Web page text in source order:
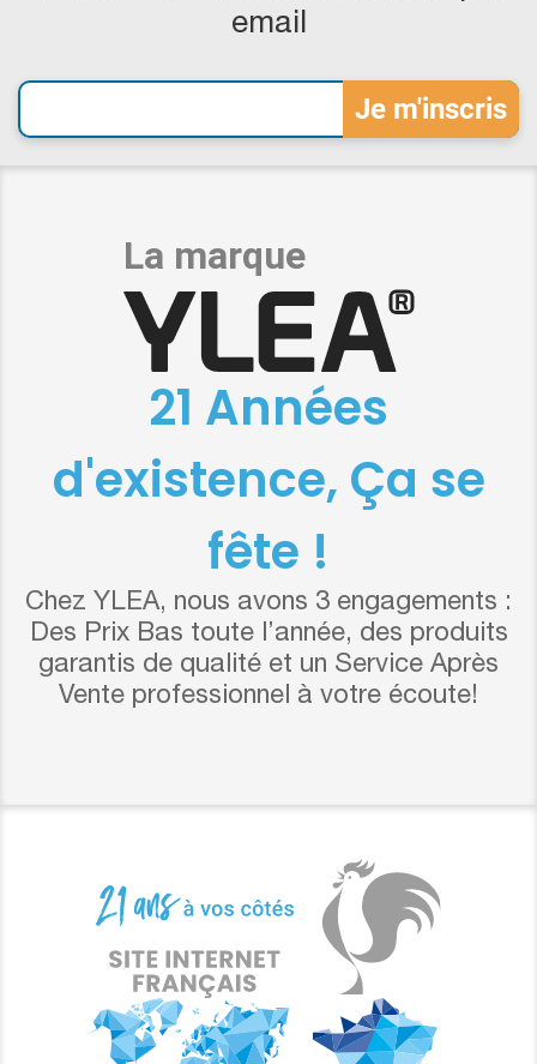
email
21 Années
d'existence, Ça se
fête !
Chez YLEA, nous avons 3 engagements :
Des Prix Bas toute l’année, des produits
garantis de qualité et un Service Après
Vente professionnel à votre écoute!